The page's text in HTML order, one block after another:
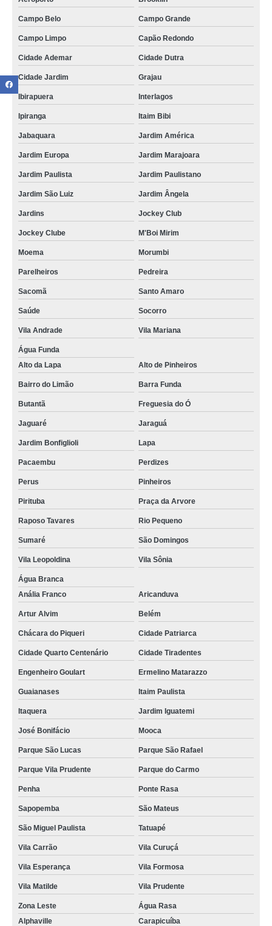
Campo Belo Campo Grande
Campo Limpo Capão Redondo
Cidade Ademar Cidade Dutra
Cidade Jardim Grajau
Ibirapuera Interlagos
Ipiranga Itaim Bibi
Jabaquara Jardim América
Jardim Europa Jardim Marajoara
Jardim Paulista Jardim Paulistano
Jardim São Luiz Jardim Ângela
Jardins Jockey Club
Jockey Clube M'Boi Mirim
Moema Morumbi
Parelheiros Pedreira
Sacomã Santo Amaro
Saúde Socorro
Vila Andrade Vila Mariana
Água Funda
Alto da Lapa
Alto de Pinheiros
Bairro do Limão Barra Funda
Butantã Freguesia do Ó
Jaguaré Jaraguá
Jardim Bonfiglioli Lapa
Pacaembu Perdizes
Perus Pinheiros
Pirituba Praça da Arvore
Raposo Tavares Rio Pequeno
Sumaré São Domingos
Vila Leopoldina Vila Sônia
Água Branca
Anália Franco
Aricanduva
Artur Alvim Belém
Chácara do Piqueri Cidade Patriarca
Cidade Quarto Centenário Cidade Tiradentes
Engenheiro Goulart Ermelino Matarazzo
Guaianases Itaim Paulista
Itaquera Jardim Iguatemi
José Bonifácio Mooca
Parque São Lucas Parque São Rafael
Parque Vila Prudente Parque do Carmo
Penha Ponte Rasa
Sapopemba São Mateus
São Miguel Paulista Tatuapé
Vila Carrão Vila Curuçá
Vila Esperança Vila Formosa
Vila Matilde Vila Prudente
Zona Leste
Água Rasa
Alphaville
Carapicuíba